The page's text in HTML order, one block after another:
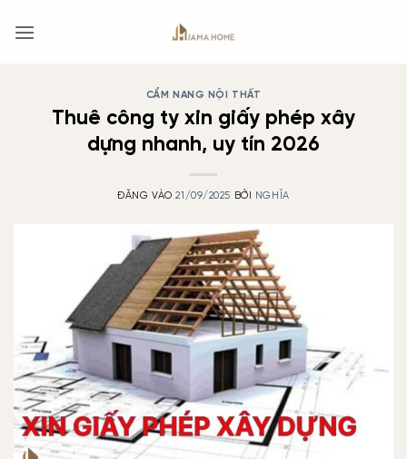
qua
CẨM NANG NỘI THẤT
Thuê công ty xin giấy phép xây
dựng nhanh, uy tín 2026
ĐĂNG VÀO21/09/2025 BỞI NGHĨA